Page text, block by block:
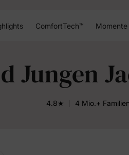
ComfortTech™ Momente
Jungen
4.8★ 4 Mio.+ Familien